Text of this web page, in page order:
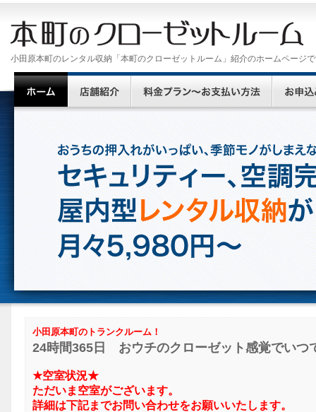
小田原本町のレンタル収納「本町のクローゼットルーム」紹介のホームページ
小田原本町のトランクルーム！
24時間365日 おウチのクローゼット感覚でいつ
★空室状況★
ただいま空室がございます。
詳細は下記までお問い合わせをお願いいたします。